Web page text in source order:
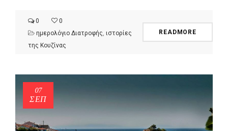
0
0
ημερολόγιο Διατροφής ιστορίες
της Κουζίνας
READMORE
07
ΣΕΠ